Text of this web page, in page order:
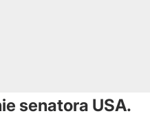
senatora USA.